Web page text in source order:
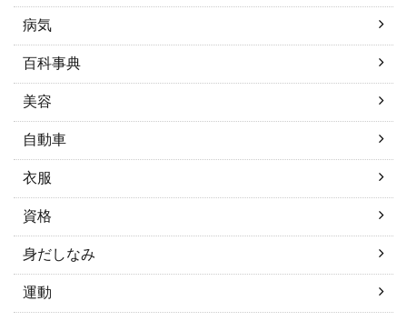
病気
百科事典
美容
自動車
衣服
資格
身だしなみ
運動